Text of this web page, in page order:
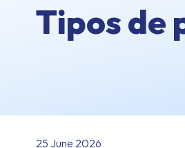
Tipos de
25 June 2026